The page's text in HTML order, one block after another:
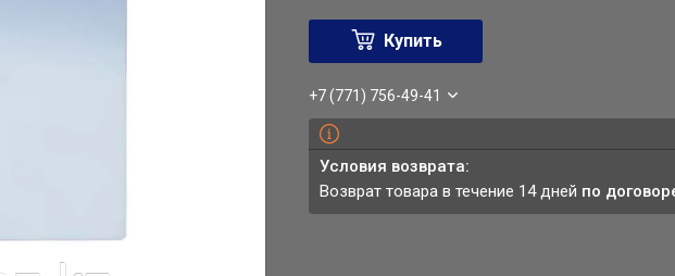
Купить
+7 (771) 756-49-41
возврат товара в течение 14 дней по